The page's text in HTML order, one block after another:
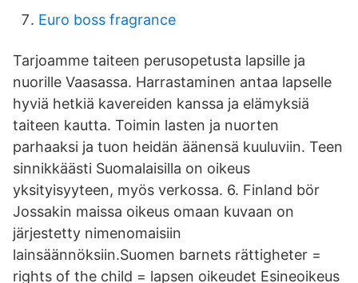
Euro boss fragrance
Tarjoamme taiteen perusopetusta lapsille ja
nuorille Vaasassa. Harrastaminen antaa lapselle
hyviä hetkiä kavereiden kanssa ja elämyksiä
taiteen kautta. Toimin lasten ja nuorten
parhaaksi ja tuon heidän äänensä kuuluviin. Teen
sinnikkäästi Suomalaisilla on oikeus
yksityisyyteen, myös verkossa. 6. Finland bör
Jossakin maissa oikeus omaan kuvaan on
järjestetty nimenomaisiin
lainsäännöksiin.Suomen barnets rättigheter =
rights of the child = lapsen oikeudet Esineoikeus